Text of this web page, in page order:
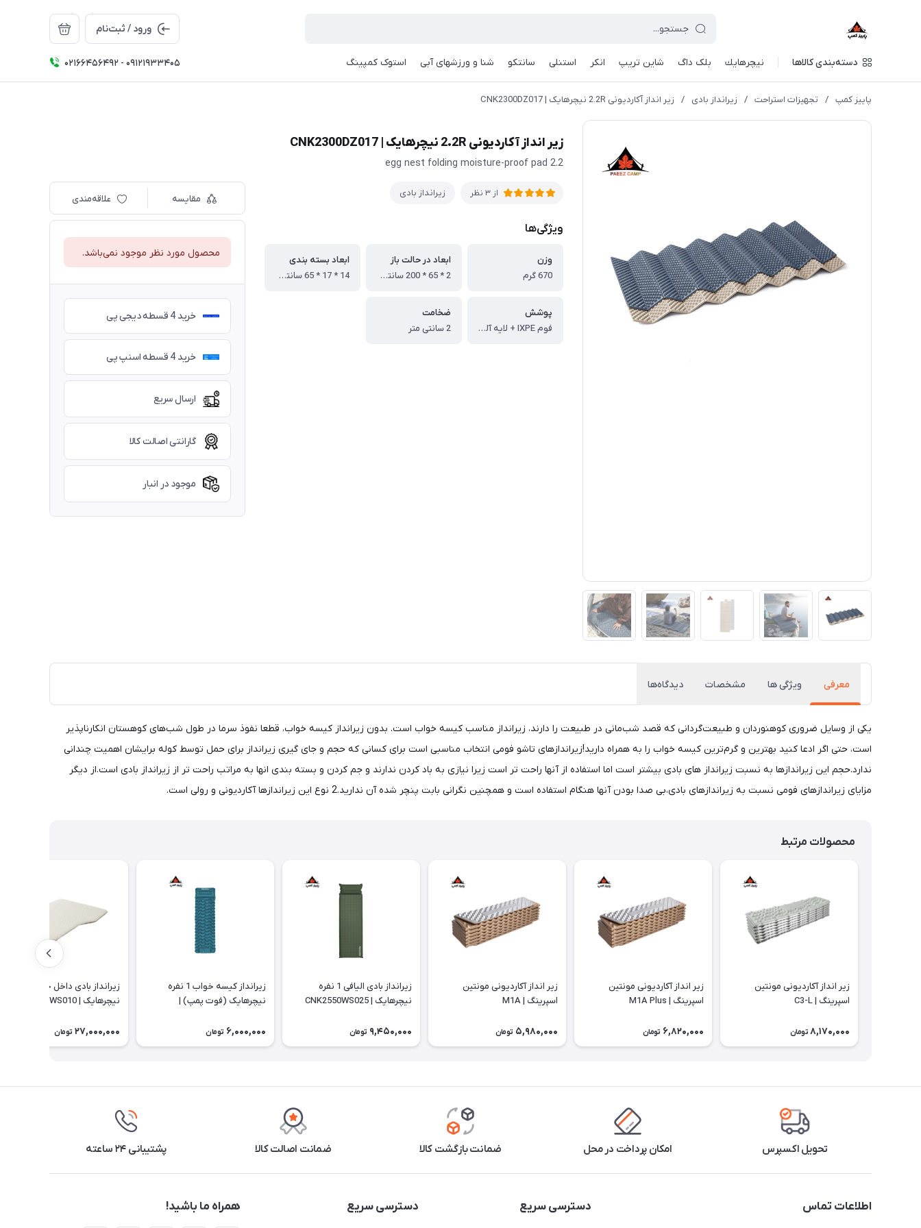
ورود / ثبت‌نام
دسته‌بندی کالاها نيچرهايك بلک داگ شاین تریپ انکر استنلی سانتکو شنا و ورزشهای آبی استوک کمپینگ 02166456492 - 09121933405
پاییز کمپ / تجهیزات استراحت / زیرانداز بادی / زیر انداز آکاردیونی 2.2R نیچرهایک | CNK2300DZ017
زیر انداز آکاردیونی 2.2R نیچرهایک | CNK2300DZ017
2.2 egg nest folding moisture-proof pad
از 3 نظر زیرانداز بادی
ویژگی‌ها
وزن
670 گرم
ابعاد در حالت باز
2 * 65 * 200 سانتی متر
ابعاد بسته بندی
14 * 17 * 65 سانتی متر
پوشش
فوم IXPE + لایه آلومینیوم
ضخامت
2 سانتی متر
مقایسه علاقه‌مندی
محصول مورد نظر موجود نمی‌باشد.
خرید 4 قسطه دیجی پی
خرید 4 قسطه اسنپ پی
ارسال سریع
گارانتی اصالت کالا
موجود در انبار
معرفی ویژگی ها مشخصات دیدگاه‌ها
یکی از وسایل ضروری کوهنوردان و طبیعت‌گردانی که قصد شب‌مانی در طبیعت را دارند، زیرانداز مناسب کیسه خواب است. بدون زیرانداز کیسه خواب، قطعا نفوذ سرما در طول شب‌های کوهستان انکارناپذیر
است، حتی اگر ادعا کنید بهترین و گرم‌ترین کیسه خواب را به همراه دارید!زیراندازهای تاشو فومی انتخاب مناسبی است برای کسانی که حجم و جای گیری زیرانداز برای حمل توسط کوله برایشان اهمیت چندانی
ندارد.حجم این زیراندازها به نسبت زیرانداز های بادی بیشتر است اما استفاده از آنها راحت تر است زیرا نیازی به باد کردن ندارند و جم کردن و بسته بندی انها به مراتب راحت تر از زیرانداز بادی است.از دیگر
مزایای زیراندازهای فومی نسبت به زیراندازهای بادی،بی صدا بودن آنها هنگام استفاده است و همچنین نگرانی بابت پنچر شده آن ندارید.2 نوع این زیراندازها آکاردیونی و رولی است.
محصولات مرتبط
زیر انداز آکاردیونی مونتین
اسپرینگ | C3-L
8,170,000 تومان
زیر انداز آکاردیونی مونتین
اسپرینگ | M1A Plus
6,820,000 تومان
زیر انداز آکاردیونی مونتین
اسپرینگ | M1A
5,980,000 تومان
زیرانداز بادی الیافی 1 نفره
نیچرهایک | CNK2550WS025
9,450,000 تومان
زیرانداز کیسه خواب 1 نفره
نیچرهایک (فوت پمپ) |
6,000,000 تومان
زیرانداز بادی داخل خودرو
نیچرهایک | CNK2450WS010
27,000,000 تومان
تحویل اکسپرس امکان پرداخت در محل ضمانت بازگشت کالا ضمانت اصالت کالا پشتیبانی ۲۴ ساعته
اطلاعات تماس دسترسی سریع دسترسی سریع همراه ما باشید!